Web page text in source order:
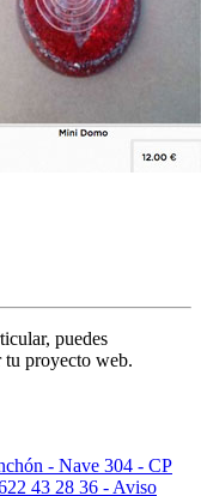
puedes
tu proyecto web.
- Nave 304 - CP
43 28 36 - Aviso